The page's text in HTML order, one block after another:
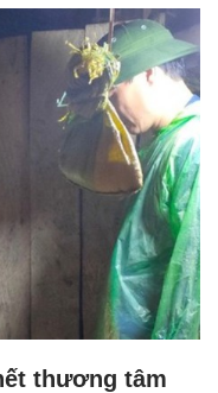
thương tâm